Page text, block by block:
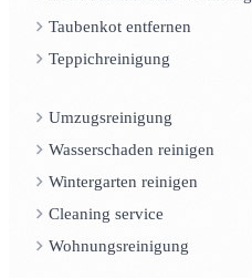
Taubenkot entfernen
Teppichreinigung
Umzugsreinigung
Wasserschaden reinigen
Wintergarten reinigen
Cleaning service
Wohnungsreinigung